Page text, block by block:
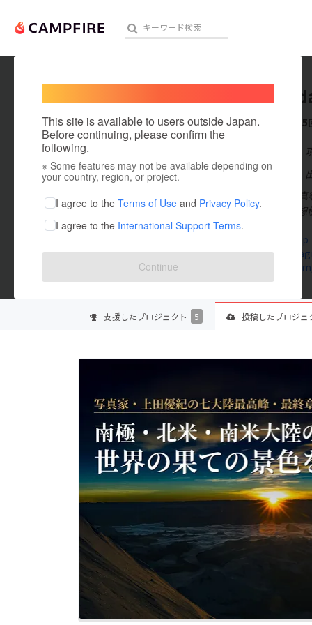
人気のプロジェクト 注目の
アート・写真
テクノロジー・ガジェット
映像・映画
ビジネス・起業
まちづくり・地域活性化
This site is available to users outside Japan.
Before continuing, please confirm the
following.
※ Some features may not be available depending on
your country, region, or project.
I agree to the Terms of Use and Privacy Policy.
I agree to the International Support Terms.
Continue
これまでに5
出身国：日本
上田優紀。写
ンスとなり、
yukiueda.jp
支援したプロジェクト 5 投稿したプロジェ